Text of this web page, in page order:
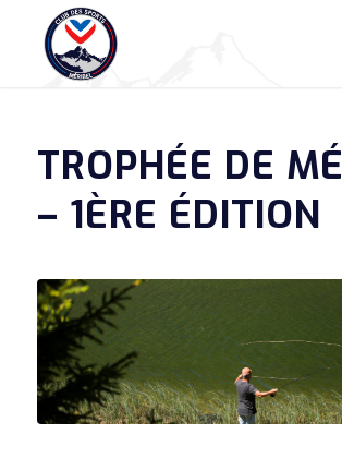
TROPHÉE DE
– 1ÈRE ÉDITION